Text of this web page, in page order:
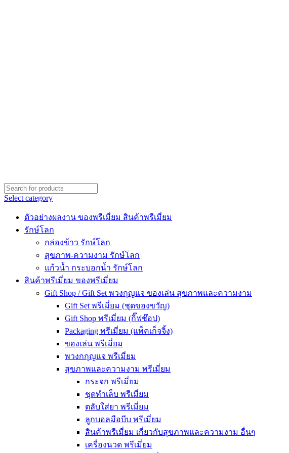
Select category
ตัวอย่างผลงาน ของพรีเมี่ยม สินค้าพรีเมี่ยม
รักษ์โลก
กล่องข้าว รักษ์โลก
สุขภาพ-ความงาม รักษ์โลก
แก้วน้ำ กระบอกน้ำ รักษ์โลก
สินค้าพรีเมี่ยม ของพรีเมี่ยม
Gift Shop / Gift Set พวงกุญแจ ของเล่น สุขภาพและความงาม
Gift Set พรีเมี่ยม (ชุดของขวัญ)
Gift Shop พรีเมี่ยม (กิ๊ฟช๊อป)
Packaging พรีเมี่ยม (แพ็คเก็จจิ้ง)
ของเล่น พรีเมี่ยม
พวงกกุญแจ พรีเมี่ยม
สุขภาพและความงาม พรีเมี่ยม
กระจก พรีเมี่ยม
ชุดทำเล็บ พรีเมี่ยม
ตลับใส่ยา พรีเมี่ยม
ลูกบอลมือบีบ พรีเมี่ยม
สินค้าพรีเมี่ยม เกี่ยวกับสุขภาพและความงาม อื่นๆ
เครื่องนวด พรีเมี่ยม